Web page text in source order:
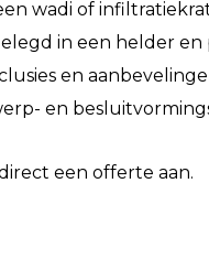
wadi of
in een helder en
en
en
een offerte aan.